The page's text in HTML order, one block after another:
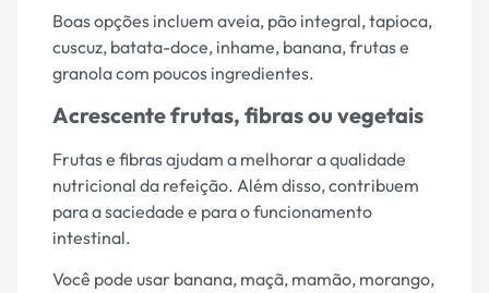
Boas opções incluem aveia, pão integral, tapioca,
cuscuz, batata-doce, inhame, banana, frutas e
granola com poucos ingredientes.
Acrescente frutas, fibras ou vegetais
Frutas e fibras ajudam a melhorar a qualidade
nutricional da refeição. Além disso, contribuem
para a saciedade e para o funcionamento
intestinal.
Você pode usar banana, maçã, mamão, morango,